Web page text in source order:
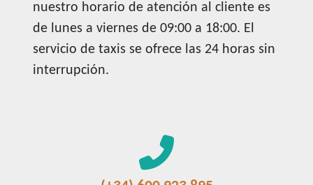
nuestro horario de atención al cliente es
de lunes a viernes de 09:00 a 18:00. El
servicio de taxis se ofrece las 24 horas sin
interrupción.
fas